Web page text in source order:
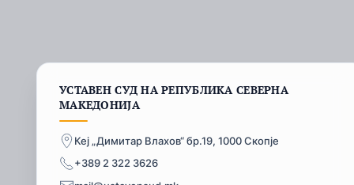
УСТАВЕН СУД НА РЕПУБЛИКА СЕВЕРНА
МАКЕДОНИЈА
Кеј „Димитар Влахов“ бр.19, 1000 Скопје
+389 2 322 3626